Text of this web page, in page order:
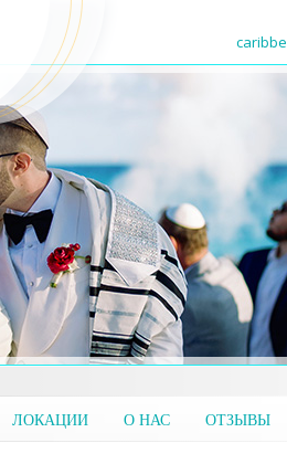
ЛОКАЦИИ О НАС ОТЗЫВЫ